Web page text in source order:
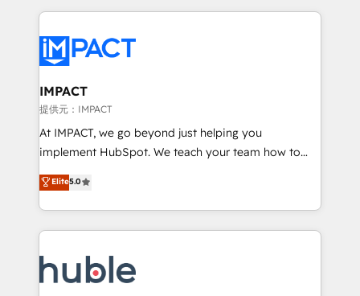
Execution... Global 24/7 ... All Experts 3️⃣ Integrate |
Slash months from your API Integration project... ⬅️
Click "Contact Business" ⬅️ to access 150+ Kickstart
Integration templates that put HubSpot in the center
of your tech stack, syncing... 🛍️ Shopify or
WooCommerce 💲 Stripe or Paypal 💰 Sage or
Netsuite 🤖 Google or Microsoft ✍️ DocuSign or
the rare Advanced "Custom Integrations"
Accreditation, securely sync data across... 🔄 any
new HubSpot portal with Advanced Website and
CRM Migrations using our in-house "HubScrub" Tool.
IMPACT
提供元：IMPACT
At IMPACT, we go beyond just helping you
implement HubSpot. We teach your team how to
master it. As the creators of the Endless Customers
System™ (the next evolution of They Ask, You
Answer), we’re the only HubSpot partner built
entirely around coaching and training. That means
skills, processes, and internal team you need to
attract the right buyers, close deals faster, and grow
Elite5.0